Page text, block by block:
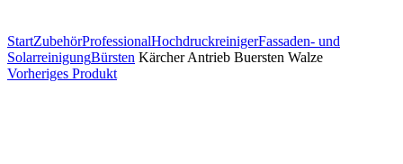
StartZubehörProfessionalHochdruckreinigerFassaden- und
SolarreinigungBürsten Kärcher Antrieb Buersten Walze
Vorheriges Produkt